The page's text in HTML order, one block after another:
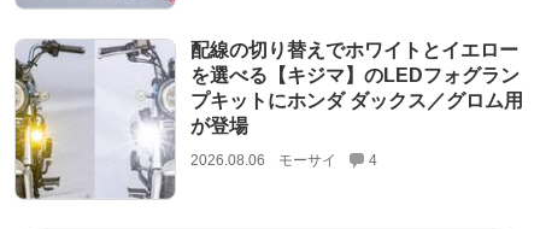
配線の切り替えでホワイトとイエロー
を選べる【キジマ】のLEDフォグラン
プキットにホンダ ダックス／グロム用
が登場
2026.08.06 モーサイ 4